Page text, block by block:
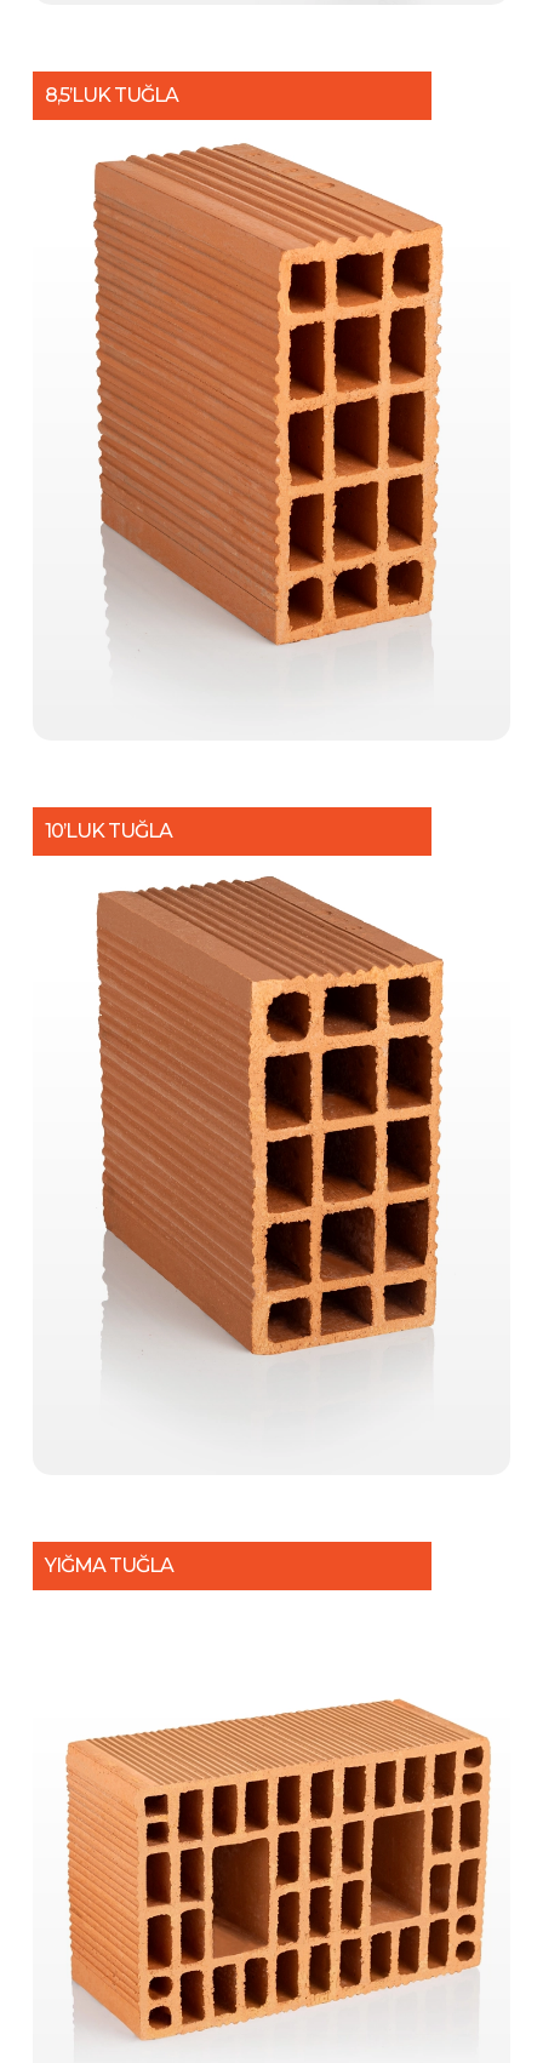
8,5’LUK TUĞLA
10’LUK TUĞLA
YIĞMA TUĞLA